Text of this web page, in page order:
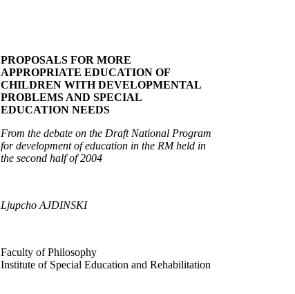
PROPOSALS FOR MORE
APPROPRIATE EDUCATION OF
CHILDREN WITH DEVELOPMENTAL
PROBLEMS AND SPECIAL
EDUCATION NEEDS
From the debate on the Draft National Program
for development of education in the RM held in
the second half of 2004
Ljupcho AJDINSKI
Faculty of Philosophy
Institute of Special Education and Rehabilitation